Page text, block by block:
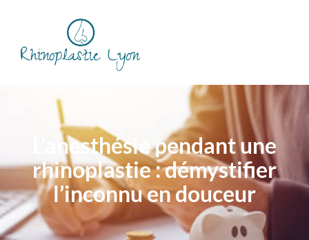
L’anesthésie pendant une
rhinoplastie : démystifier
l’inconnu en douceur